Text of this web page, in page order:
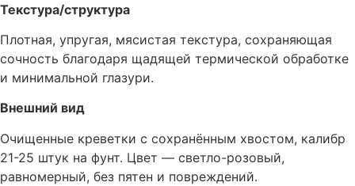
Текстура/структура
Плотная, упругая, мясистая текстура, сохраняющая
сочность благодаря щадящей термической обработке
и минимальной глазури.
Внешний вид
Очищенные креветки с сохранённым хвостом, калибр
21-25 штук на фунт. Цвет — светло-розовый,
равномерный, без пятен и повреждений.